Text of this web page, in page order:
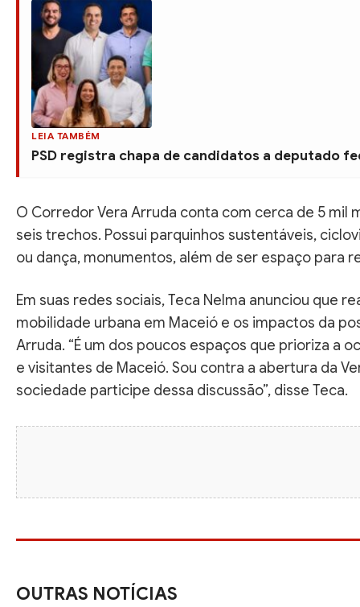
LEIA TAMBÉM
PSD registra chapa de candidatos a deputado
O Corredor Vera Arruda conta com cerca de 5 mil
seis trechos. Possui parquinhos sustentáveis,
ou dança, monumentos, além de ser espaço para
Em suas redes sociais, Teca Nelma anunciou que
mobilidade urbana em Maceió e os impactos da
Arruda. “É um dos poucos espaços que prioriza a
e visitantes de Maceió. Sou contra a abertura da
sociedade participe dessa discussão”, disse Teca.
OUTRAS NOTÍCIAS